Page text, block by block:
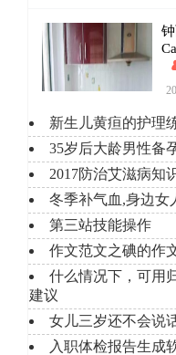
新生儿黄疸的护理
35岁后大龄男性备
2017防治艾滋病知
冬季补气血,身边女
第三站技能操作
作文范文之碘的作
什么情况下，可用
建议
女儿三岁还不会说
入职体检报告生成